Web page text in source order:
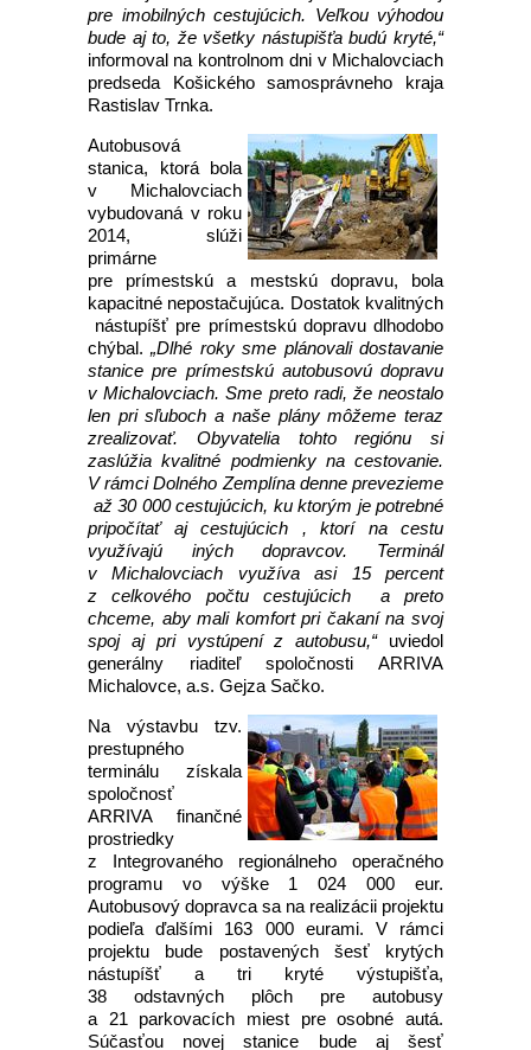
pre imobilných cestujúcich. Veľkou výhodou
bude aj to, že všetky nástupišťa budú kryté,“
informoval na kontrolnom dni v Michalovciach
predseda Košického samosprávneho kraja
Rastislav Trnka.
Autobusová
stanica, ktorá bola
v Michalovciach
vybudovaná v roku
2014, slúži
primárne
pre prímestskú a mestskú dopravu, bola
kapacitné nepostačujúca. Dostatok kvalitných
nástupíšť pre prímestskú dopravu dlhodobo
chýbal.„Dlhé roky sme plánovali dostavanie
stanice pre prímestskú autobusovú dopravu
v Michalovciach. Sme preto radi, že neostalo
len pri sľuboch a naše plány môžeme teraz
zrealizovať. Obyvatelia tohto regiónu si
zaslúžia kvalitné podmienky na cestovanie.
V rámci Dolného Zemplína denne prevezieme
až 30 000 cestujúcich, ku ktorým je potrebné
pripočítať aj cestujúcich , ktorí na cestu
využívajú iných dopravcov. Terminál
v Michalovciach využíva asi 15 percent
z celkového počtu cestujúcich a preto
chceme, aby mali komfort pri čakaní na svoj
spoj aj pri vystúpení z autobusu,“ uviedol
generálny riaditeľ spoločnosti ARRIVA
Michalovce, a.s. Gejza Sačko.
Na výstavbu tzv.
prestupného
terminálu získala
spoločnosť
ARRIVA finančné
prostriedky
z Integrovaného regionálneho operačného
programu vo výške 1 024 000 eur.
Autobusový dopravca sa na realizácii projektu
podieľa ďalšími 163 000 eurami. V rámci
projektu bude postavených šesť krytých
nástupíšť a tri kryté výstupišťa,
38 odstavných plôch pre autobusy
a 21 parkovacích miest pre osobné autá.
Súčasťou novej stanice bude aj šesť